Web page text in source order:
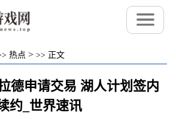
热点 > >> 正文
德申请交易 湖人计划签内
约_世界速讯